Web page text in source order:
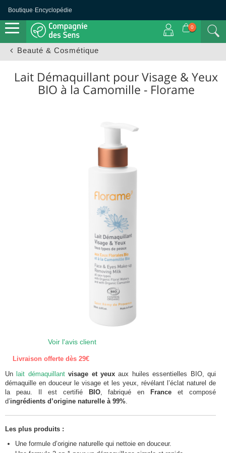
Boutique· Encyclopédie
0
Beauté & Cosmétique
Lait Démaquillant pour Visage & Yeux
BIO à la Camomille - Florame
Voir l'avis client
Livraison offerte dès 29€
Unlait démaquillantvisage et yeuxaux huiles essentielles BIO, qui
démaquille en douceur le visage et les yeux, révélant l’éclat naturel de
la peau. Il est certifié BIO, fabriqué enFrance et composé
d’ingrédients d’origine naturelle à 99%
Les plus produits :
Une formule d’origine naturelle qui nettoie en douceur.